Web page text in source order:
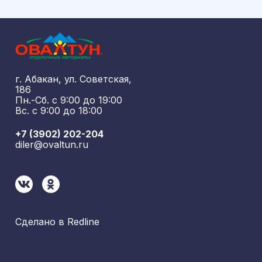
г. Абакан, ул. Советская,
186
Пн.-Сб. с 9:00 до 19:00
Вс. с 9:00 до 18:00
+7 (3902) 202-204
diler@ovaltun.ru
Сделано в Redline